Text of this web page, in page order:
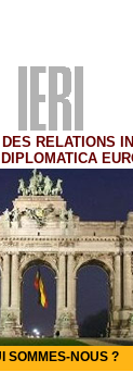
RELATIONS
SOMMES-NOUS ?